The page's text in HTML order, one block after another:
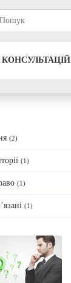
КОНСУЛЬТАЦIЙ
(2)
(1)
(1)
(1)